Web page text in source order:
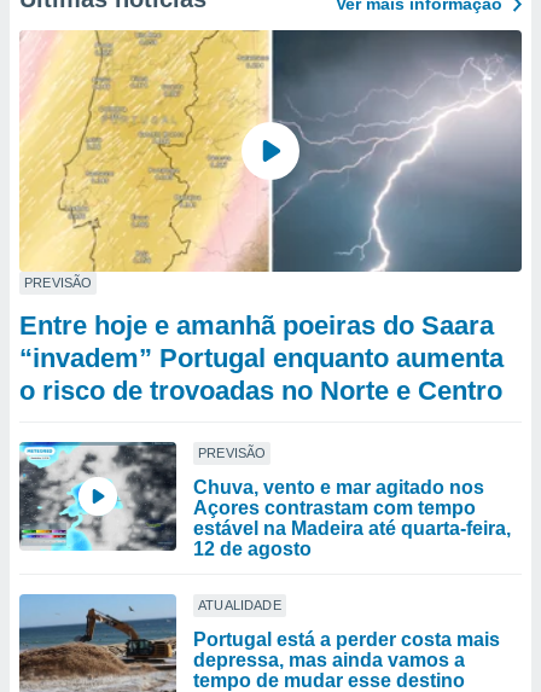
PREVISÃO
Entre hoje e amanhã poeiras do Saara
“invadem” Portugal enquanto aumenta
o risco de trovoadas no Norte e Centro
PREVISÃO
Chuva, vento e mar agitado nos
Açores contrastam com tempo
estável na Madeira até quarta-feira,
12 de agosto
ATUALIDADE
Portugal está a perder costa mais
depressa, mas ainda vamos a
tempo de mudar esse destino